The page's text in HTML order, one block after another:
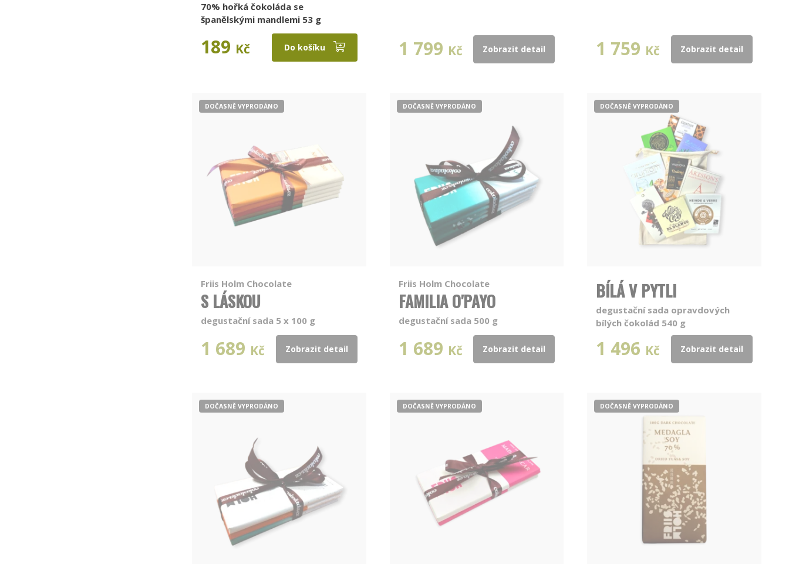
70% hořká čokoláda se
španělskými mandlemi 53 g
189 Kč Do košíku 1 799 Kč Zobrazit detail 1 759 Kč Zobrazit detail
DOČASNĚ VYPRODÁNO
Friis Holm Chocolate
S LÁSKOU
degustační sada 5 x 100 g
1 689 Kč Zobrazit detail
DOČASNĚ VYPRODÁNO
Friis Holm Chocolate
FAMILIA O'PAYO
degustační sada 500 g
1 689 Kč Zobrazit detail
DOČASNĚ VYPRODÁNO
BÍLÁ V PYTLI
degustační sada opravdových
bílých čokolád 540 g
1 496 Kč Zobrazit detail
DOČASNĚ VYPRODÁNO DOČASNĚ VYPRODÁNO DOČASNĚ VYPRODÁNO